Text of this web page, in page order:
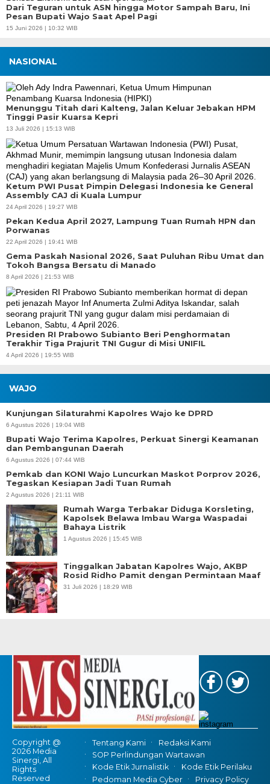
Dari Teguran untuk ASN hingga Motor Sampah Baru, Ini
Pesan Bupati Wajo Saat Apel Pagi
15 Juni 2026 | 10:32 WIB
NASIONAL
Menunggu Titah dari Kalteng, Jalan Keluar Jebakan HPM
Tinggi Pasir Kuarsa Kepri
13 Juli 2026 | 15:13 WIB
Ketum PWI Pusat Pimpin Delegasi Indonesia ke General
Assembly CAJ di Kuala Lumpur
24 April 2026 | 19:27 WIB
Pekan Kedua April 2027, Lampung Tuan Rumah HPN dan
Porwanas
22 April 2026 | 19:41 WIB
Gema Paskah Nasional 2026, Saat Puluhan Ribu Umat dan
Tokoh Bangsa Bersatu di Manado
8 April 2026 | 21:53 WIB
Presiden RI Prabowo Subianto Beri Penghormatan
Terakhir Tiga Prajurit TNI Gugur di Misi UNIFIL
4 April 2026 | 19:55 WIB
WAJO
Kunjungan Silaturahmi Kapolres Wajo ke DPRD
6 Agustus 2026 | 19:04 WIB
Bupati Wajo Terima Kapolres, Perkuat Sinergi Keamanan
dan Pembangunan Daerah
6 Agustus 2026 | 07:44 WIB
Pemkab dan KONI Wajo Luncurkan Maskot Porprov 2026,
Tegaskan Kesiapan Jadi Tuan Rumah
2 Agustus 2026 | 21:11 WIB
Rumah Warga Terbakar Diduga Korsleting,
Kapolsek Belawa Imbau Warga Waspadai
Bahaya Listrik
1 Agustus 2026 | 15:45 WIB
Tinggalkan Jabatan Kapolres Wajo, AKBP
Rosid Ridho Pamit dengan Permintaan Maaf
31 Juli 2026 | 18:29 WIB
Copyright @
2026 Media
Sinergi, All
Rights
Reserved
Tentang Kami
Redaksi Kami
SOP Perlindungan Wartawan
Kode Etik Jurnalistik
Kode Etik Perilaku
Pedoman Media Cyber
Privacy Policy